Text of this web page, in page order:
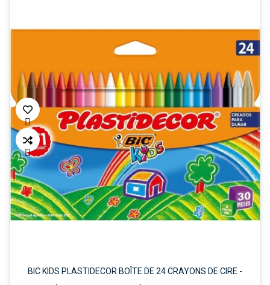


BIC KIDS PLASTIDECOR BOÎTE DE 24 CRAYONS DE CIRE -